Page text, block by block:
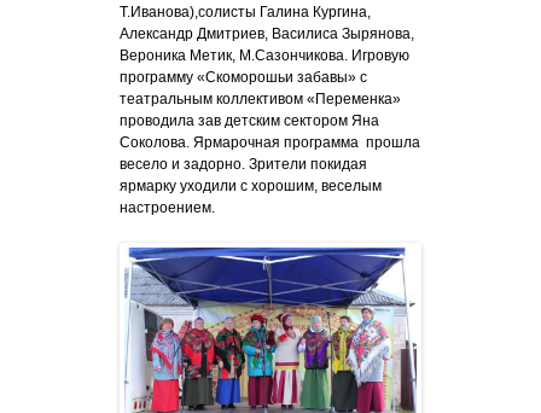
Т.Иванова),солисты Галина Кургина,
Александр Дмитриев, Василиса Зырянова,
Вероника Метик, М.Сазончикова. Игровую
программу «Скоморошьи забавы» с
театральным коллективом «Переменка»
проводила зав детским сектором Яна
Соколова. Ярмарочная программа прошла
весело и задорно. Зрители покидая
ярмарку уходили с хорошим, веселым
настроением.